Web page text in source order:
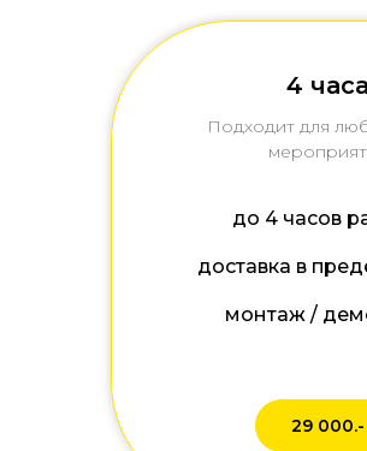
4 часа
Подходит для
до 4 часов
доставка в
монтаж /
29 000.-